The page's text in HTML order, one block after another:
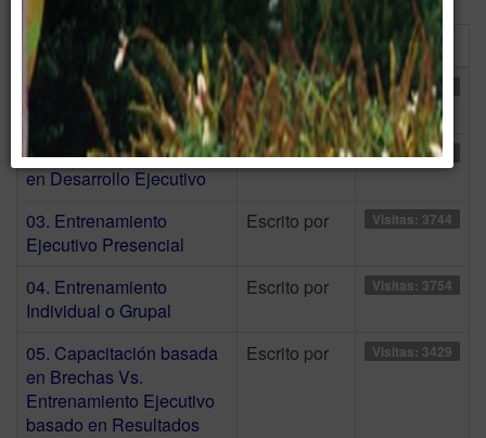
título
mostrar
Título Suscripción
Visto
01. Nivel de Desarrollo
Ejecutivo
Escrito por Visitas: 3699
02. Diferentes conceptos
en Desarrollo Ejecutivo
Escrito por Visitas: 3657
03. Entrenamiento
Ejecutivo Presencial
Escrito por Visitas: 3744
04. Entrenamiento
Individual o Grupal
Escrito por Visitas: 3754
05. Capacitación basada
en Brechas Vs.
Entrenamiento Ejecutivo
basado en Resultados
Escrito por Visitas: 3429